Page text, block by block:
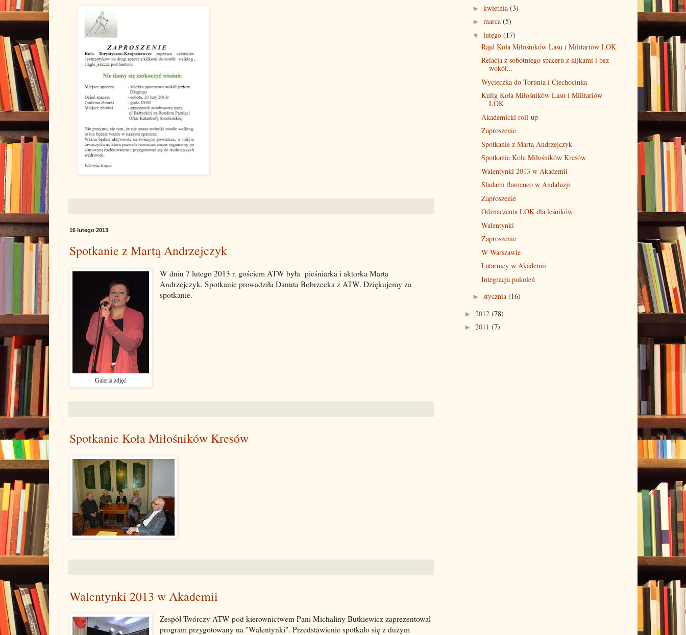
16 lutego 2013
Spotkanie z Martą Andrzejczyk
Galeria zdjęć
W dniu 7 lutego 2013 r. gościem ATW była pieśniarka i aktorka Marta
Andrzejczyk. Spotkanie prowadziła Danuta Bobrzecka z ATW. Dziękujemy za
spotkanie.
Spotkanie Koła Miłośników Kresów
Walentynki 2013 w Akademii
Zespół Twórczy ATW pod kierownictwem Pani Michaliny Butkiewicz zaprezentował
program przygotowany na "Walentynki". Przedstawienie spotkało się z dużym
►kwietnia(3)
►marca(5)
▼lutego(17)
Rajd Koła Miłośników Lasu i Militariów LOK
Relacja z sobotniego spaceru z kijkami i bez
wokół...
Wycieczka do Torunia i Ciechocinka
Kulig Koła Miłośników Lasu i Militariów
LOK
Akademicki roll-up
Zaproszenie
Spotkanie z Martą Andrzejczyk
Spotkanie Koła Miłośników Kresów
Walentynki 2013 w Akademii
Śladami flamenco w Andaluzji
Zaproszenie
Odznaczenia LOK dla leśników
Walentynki
Zaproszenie
W Warszawie
Latarnicy w Akademii
Integracja pokoleń
►stycznia(16)
► 2012 (78)
► 2011 (7)